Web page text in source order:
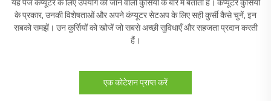
यह पेज कंप्यूटर के लिए उपयोग की जाने वाली कुर्सियों के बारे में बताता है। कंप्यूटर कुर्सियों
के प्रकार, उनकी विशेषताओं और अपने कंप्यूटर सेटअप के लिए सही कुर्सी कैसे चुनें, इन
सबको समझें। उन कुर्सियों को खोजें जो सबसे अच्छी सुविधाएँ और सहजता प्रदान करती
हैं।
एक कोटेशन प्राप्त करें